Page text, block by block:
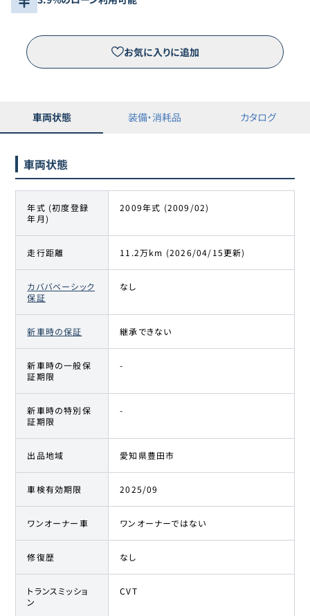
お気に入りに追加
車両状態 装備・消耗品 カタログ
車両状態
年式 (初度登録
年月)
2009年式 (2009/02)
走行距離 11.2万km (2026/04/15更新)
カババベーシック
保証
なし
新車時の保証 継承できない
新車時の一般保
証期限
-
新車時の特別保
証期限
-
出品地域 愛知県豊田市
車検有効期限 2025/09
ワンオーナー車 ワンオーナーではない
修復歴 なし
トランスミッショ
ン
CVT